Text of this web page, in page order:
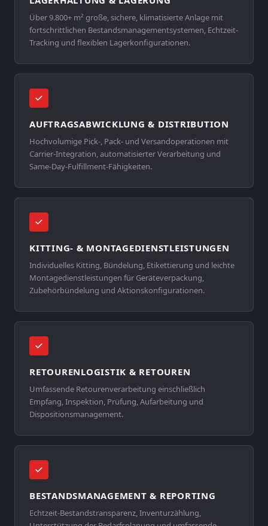
Über 9.800+ m² große, sichere, klimatisierte Anlage mit
fortschrittlichen Bestandsmanagementsystemen, Echtzeit-
Tracking und flexiblen Lagerkonfigurationen.
AUFTRAGSABWICKLUNG & DISTRIBUTION
Hochvolumige Pick-, Pack- und Versandoperationen mit
Carrier-Integration, automatisierter Verarbeitung und
Same-Day-Fulfillment-Fähigkeiten.
KITTING- & MONTAGEDIENSTLEISTUNGEN
Individuelles Kitting, Bündelung, Etikettierung und leichte
Montagedienstleistungen für Geräteverpackung,
Zubehörbündelung und Aktionskonfigurationen.
RETOURENLOGISTIK & RETOUREN
Umfassende Retourenverarbeitung einschließlich
Empfang, Inspektion, Prüfung, Aufarbeitung und
Dispositionsmanagement.
BESTANDSMANAGEMENT & REPORTING
Echtzeit-Bestandstransparenz, Inventurzählung,